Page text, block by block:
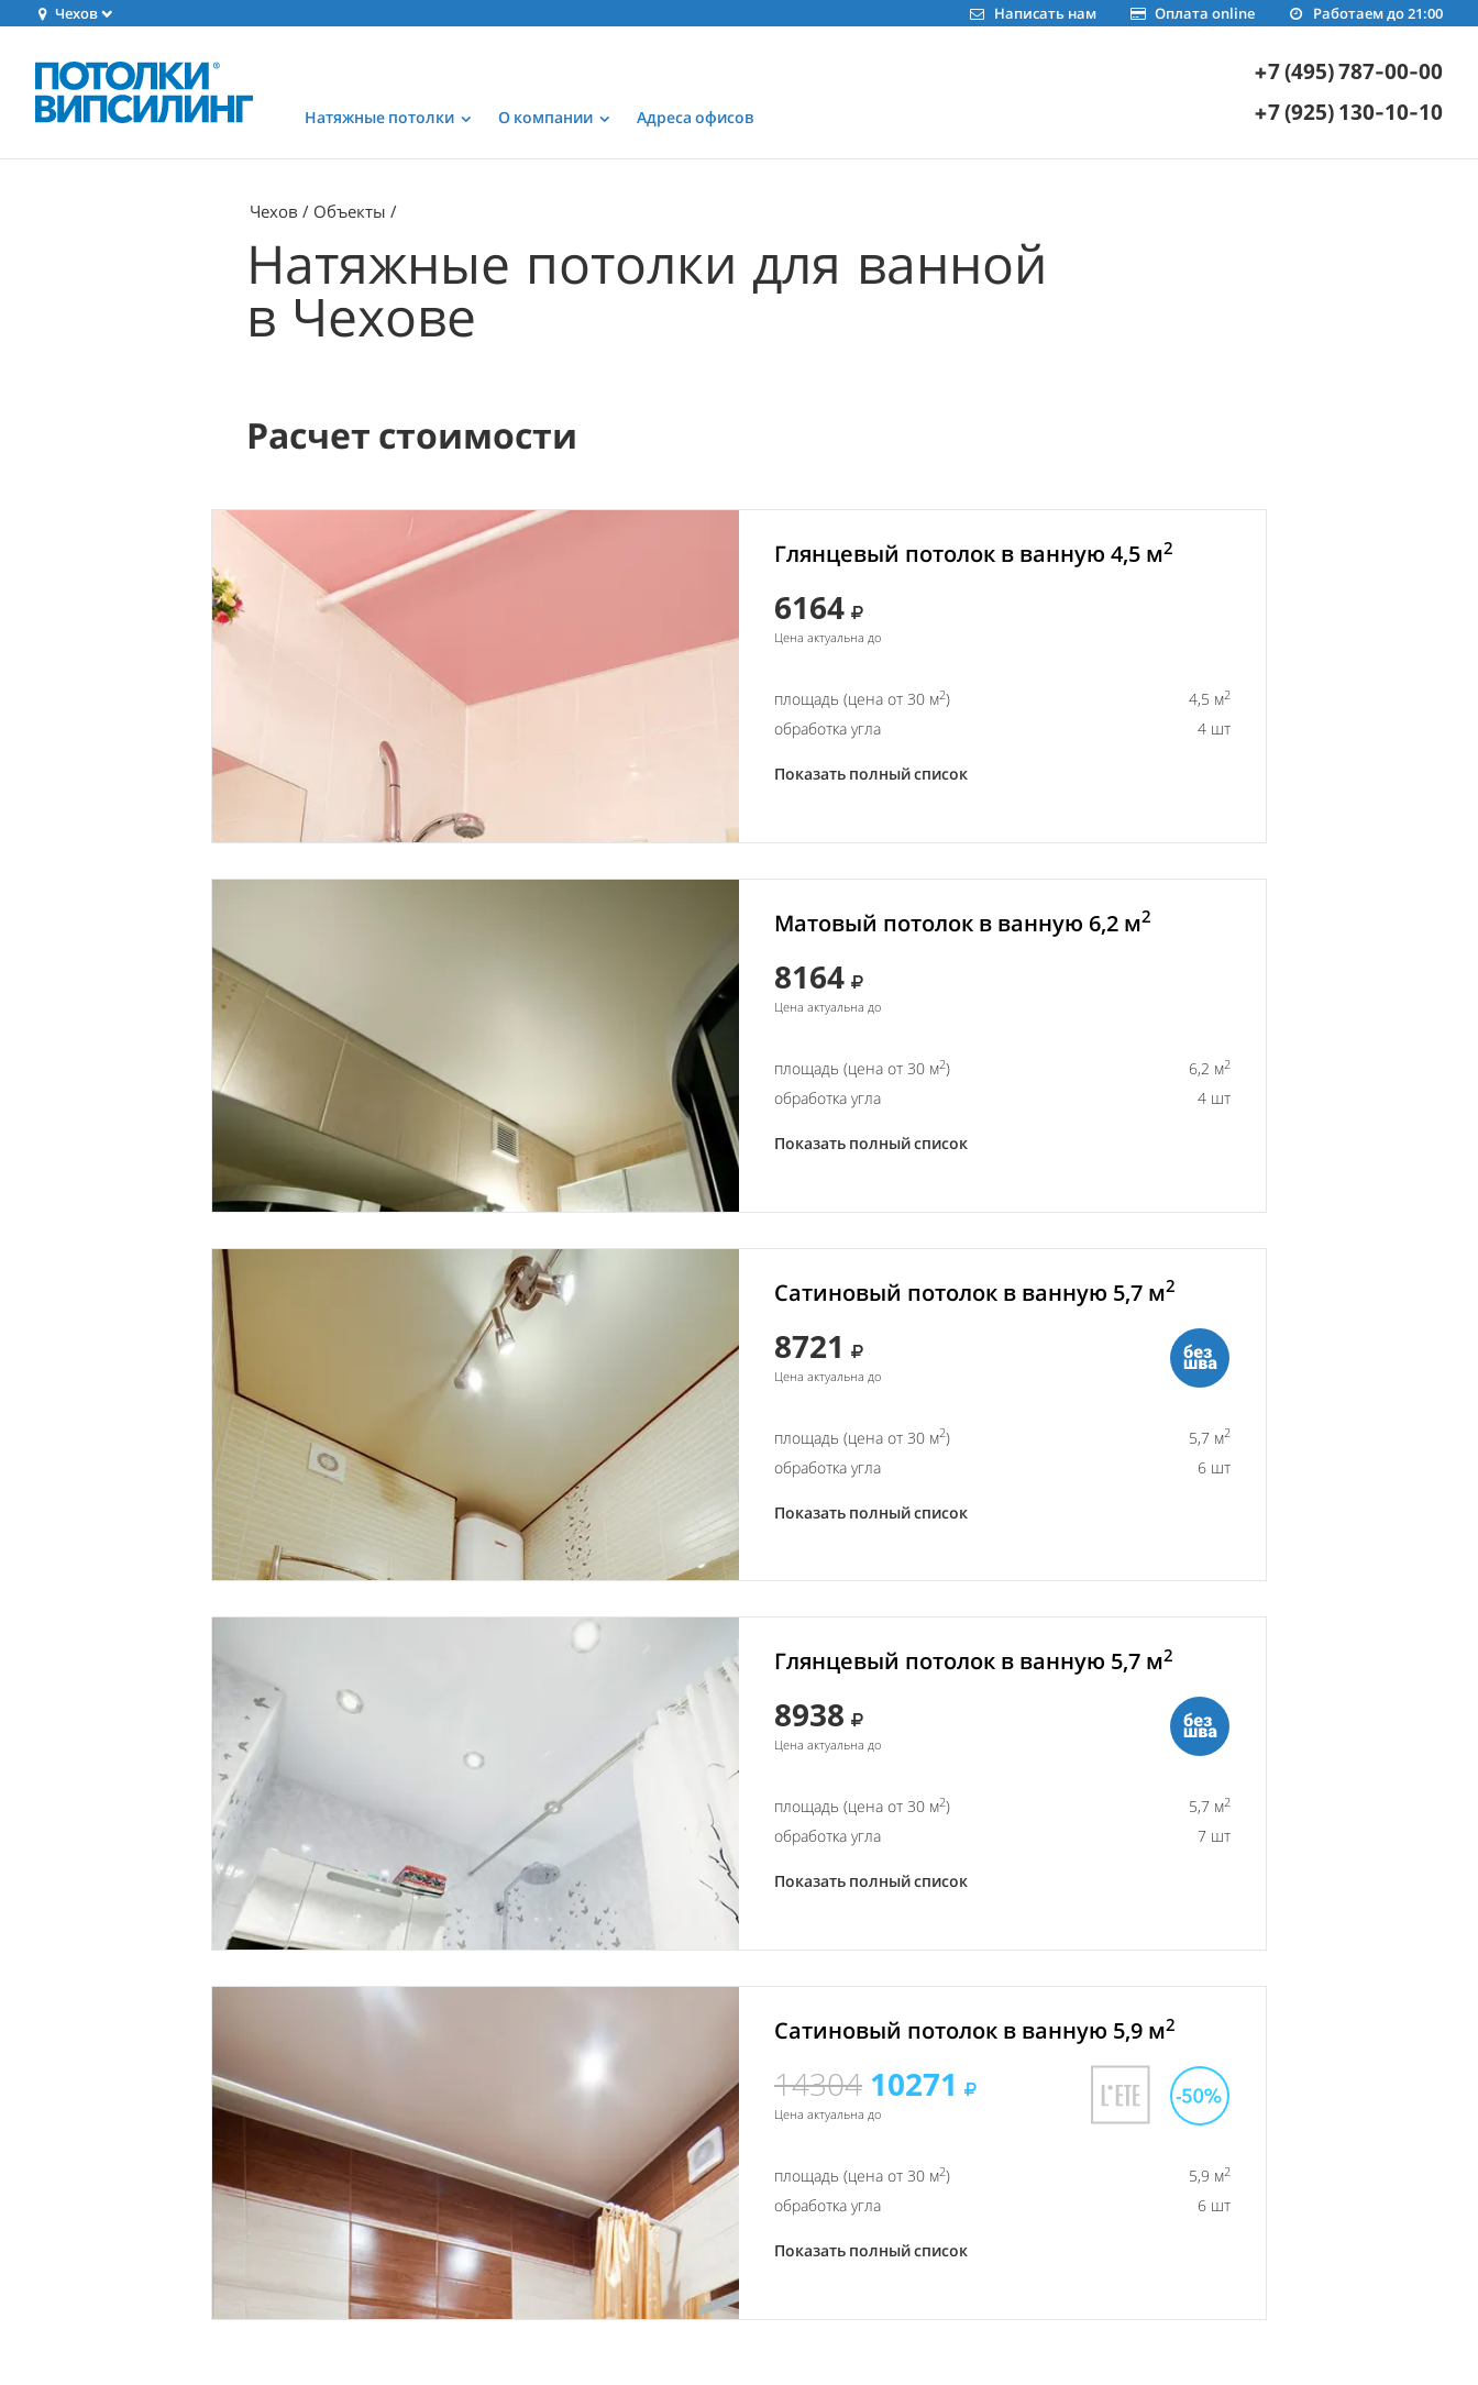
Чехов Работаем до 21:00
Оплата online
Написать нам
Натяжные потолки О компании Адреса офисов
+7 (495) 787-00-00
+7 (925) 130-10-10
Чехов Объекты
Натяжные потолки для ванной
в Чехове
Расчет стоимости
Глянцевый потолок в ванную 4,5 м2
6164
Цена актуальна до
площадь (цена от 30 м2) 4,5 м2
обработка угла 4 шт
Показать полный список
Матовый потолок в ванную 6,2 м2
8164
Цена актуальна до
площадь (цена от 30 м2) 6,2 м2
обработка угла 4 шт
Показать полный список
Сатиновый потолок в ванную 5,7 м2
8721
Цена актуальна до
площадь (цена от 30 м2) 5,7 м2
обработка угла 6 шт
Показать полный список
Глянцевый потолок в ванную 5,7 м2
8938
Цена актуальна до
площадь (цена от 30 м2) 5,7 м2
обработка угла 7 шт
Показать полный список
Сатиновый потолок в ванную 5,9 м2
14304 10271
Цена актуальна до
площадь (цена от 30 м2) 5,9 м2
обработка угла 6 шт
Показать полный список